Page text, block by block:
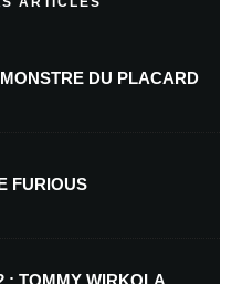
DU PLACARD
FURIOUS